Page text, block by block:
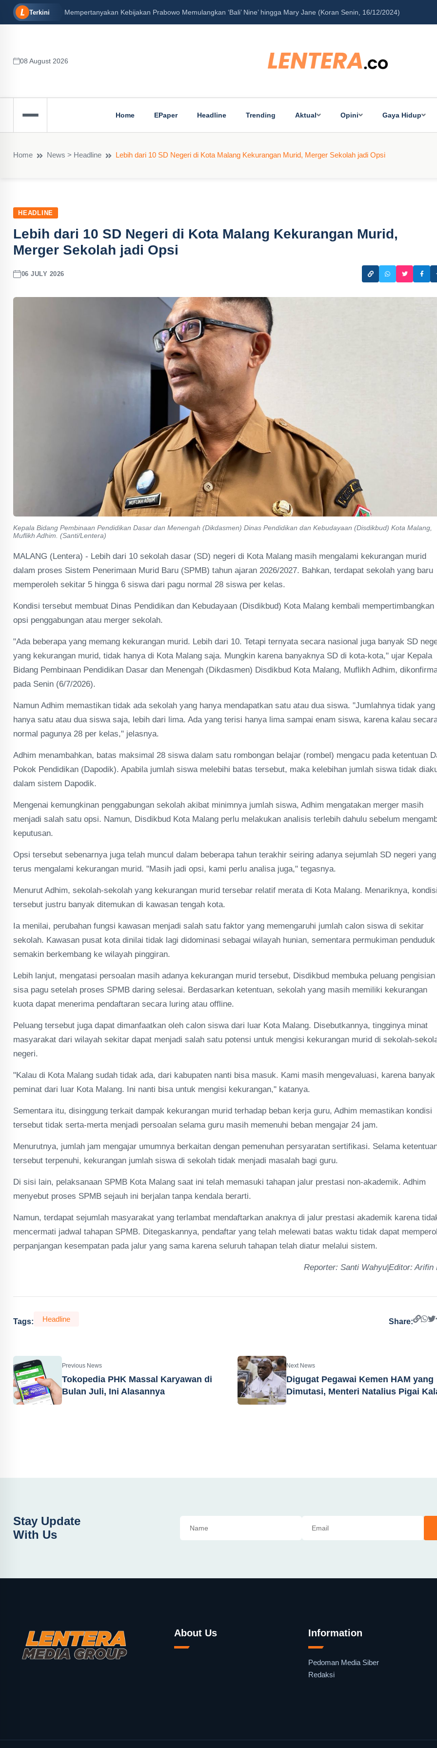
Terkini Mempertanyakan Kebijakan Prabowo Memulangkan ‘Bali’ Nine’ hingga Mary Jane (Koran Senin, 16/12/2024)
08 August 2026
Home EPaper Headline Trending Aktual Opini Gaya Hidup
Home News > Headline Lebih dari 10 SD Negeri di Kota Malang Kekurangan Murid, Merger Sekolah jadi Opsi
HEADLINE
Lebih dari 10 SD Negeri di Kota Malang Kekurangan Murid,
Merger Sekolah jadi Opsi
06 JULY 2026
Kepala Bidang Pembinaan Pendidikan Dasar dan Menengah (Dikdasmen) Dinas Pendidikan dan Kebudayaan (Disdikbud) Kota Malang,
Muflikh Adhim. (Santi/Lentera)
MALANG (Lentera) - Lebih dari 10 sekolah dasar (SD) negeri di Kota Malang masih mengalami kekurangan murid
dalam proses Sistem Penerimaan Murid Baru (SPMB) tahun ajaran 2026/2027. Bahkan, terdapat sekolah yang baru
memperoleh sekitar 5 hingga 6 siswa dari pagu normal 28 siswa per kelas.
Kondisi tersebut membuat Dinas Pendidikan dan Kebudayaan (Disdikbud) Kota Malang kembali mempertimbangkan
opsi penggabungan atau merger sekolah.
"Ada beberapa yang memang kekurangan murid. Lebih dari 10. Tetapi ternyata secara nasional juga banyak SD
yang kekurangan murid, tidak hanya di Kota Malang saja. Mungkin karena banyaknya SD di kota-kota," ujar Kepala
Bidang Pembinaan Pendidikan Dasar dan Menengah (Dikdasmen) Disdikbud Kota Malang, Muflikh Adhim,
pada Senin (6/7/2026).
Namun Adhim memastikan tidak ada sekolah yang hanya mendapatkan satu atau dua siswa. "Jumlahnya tidak yang
hanya satu atau dua siswa saja, lebih dari lima. Ada yang terisi hanya lima sampai enam siswa, karena kalau
normal pagunya 28 per kelas," jelasnya.
Adhim menambahkan, batas maksimal 28 siswa dalam satu rombongan belajar (rombel) mengacu pada ketentuan
Pokok Pendidikan (Dapodik). Apabila jumlah siswa melebihi batas tersebut, maka kelebihan jumlah siswa tidak
dalam sistem Dapodik.
Mengenai kemungkinan penggabungan sekolah akibat minimnya jumlah siswa, Adhim mengatakan merger masih
menjadi salah satu opsi. Namun, Disdikbud Kota Malang perlu melakukan analisis terlebih dahulu sebelum
keputusan.
Opsi tersebut sebenarnya juga telah muncul dalam beberapa tahun terakhir seiring adanya sejumlah SD negeri yang
terus mengalami kekurangan murid. "Masih jadi opsi, kami perlu analisa juga," tegasnya.
Menurut Adhim, sekolah-sekolah yang kekurangan murid tersebar relatif merata di Kota Malang. Menariknya,
tersebut justru banyak ditemukan di kawasan tengah kota.
Ia menilai, perubahan fungsi kawasan menjadi salah satu faktor yang memengaruhi jumlah calon siswa di sekitar
sekolah. Kawasan pusat kota dinilai tidak lagi didominasi sebagai wilayah hunian, sementara permukiman penduduk
semakin berkembang ke wilayah pinggiran.
Lebih lanjut, mengatasi persoalan masih adanya kekurangan murid tersebut, Disdikbud membuka peluang pengisian
sisa pagu setelah proses SPMB daring selesai. Berdasarkan ketentuan, sekolah yang masih memiliki kekurangan
kuota dapat menerima pendaftaran secara luring atau offline.
Peluang tersebut juga dapat dimanfaatkan oleh calon siswa dari luar Kota Malang. Disebutkannya, tingginya minat
masyarakat dari wilayah sekitar dapat menjadi salah satu potensi untuk mengisi kekurangan murid di sekolah-
negeri.
"Kalau di Kota Malang sudah tidak ada, dari kabupaten nanti bisa masuk. Kami masih mengevaluasi, karena banyak
peminat dari luar Kota Malang. Ini nanti bisa untuk mengisi kekurangan," katanya.
Sementara itu, disinggung terkait dampak kekurangan murid terhadap beban kerja guru, Adhim memastikan kondisi
tersebut tidak serta-merta menjadi persoalan selama guru masih memenuhi beban mengajar 24 jam.
Menurutnya, jumlah jam mengajar umumnya berkaitan dengan pemenuhan persyaratan sertifikasi. Selama
tersebut terpenuhi, kekurangan jumlah siswa di sekolah tidak menjadi masalah bagi guru.
Di sisi lain, pelaksanaan SPMB Kota Malang saat ini telah memasuki tahapan jalur prestasi non-akademik. Adhim
menyebut proses SPMB sejauh ini berjalan tanpa kendala berarti.
Namun, terdapat sejumlah masyarakat yang terlambat mendaftarkan anaknya di jalur prestasi akademik karena
mencermati jadwal tahapan SPMB. Ditegaskannya, pendaftar yang telah melewati batas waktu tidak dapat
perpanjangan kesempatan pada jalur yang sama karena seluruh tahapan telah diatur melalui sistem.
Reporter: Santi Wahyu|Editor: Arifin
Tags: Headline Share:
Previous News
Tokopedia PHK Massal Karyawan di
Bulan Juli, Ini Alasannya
Next News
Digugat Pegawai Kemen HAM yang
Dimutasi, Menteri Natalius Pigai
Stay Update
With Us
About Us Information
Pedoman Media Siber
Redaksi